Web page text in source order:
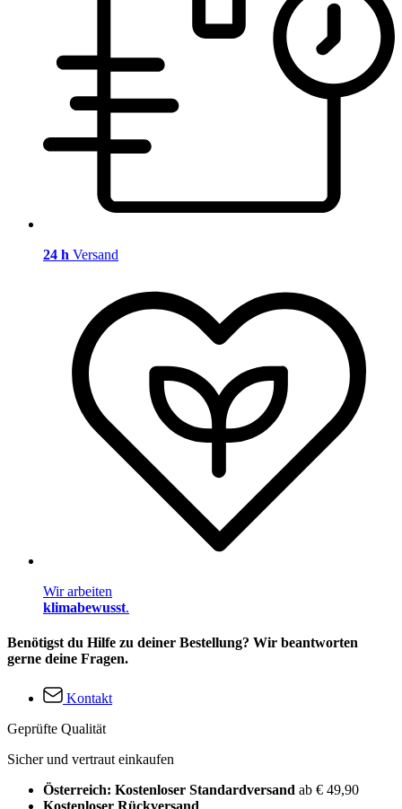
24 h Versand
Wir arbeiten
klimabewusst.
Benötigst du Hilfe zu deiner Bestellung? Wir beantworten
gerne deine Fragen.
Kontakt
Geprüfte Qualität
Sicher und vertraut einkaufen
Österreich: Kostenloser Standardversand ab € 49,90
Kostenloser Rückversand